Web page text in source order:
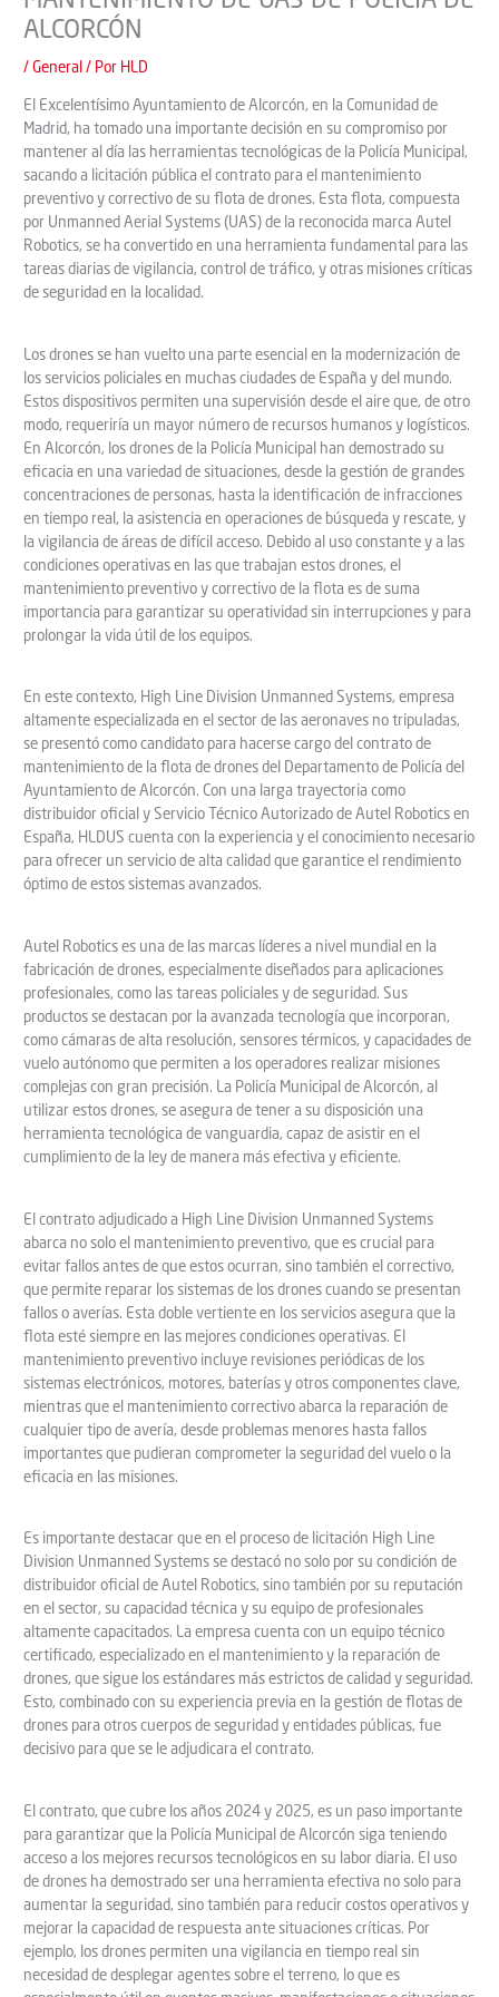
ALCORCÓN
/General / Por HLD
El Excelentísimo Ayuntamiento de Alcorcón, en la Comunidad de
Madrid, ha tomado una importante decisión en su compromiso por
mantener al día las herramientas tecnológicas de la Policía Municipal,
sacando a licitación pública el contrato para el mantenimiento
preventivo y correctivo de su flota de drones. Esta flota, compuesta
por Unmanned Aerial Systems (UAS) de la reconocida marca Autel
Robotics, se ha convertido en una herramienta fundamental para las
tareas diarias de vigilancia, control de tráfico, y otras misiones críticas
de seguridad en la localidad.
Los drones se han vuelto una parte esencial en la modernización de
los servicios policiales en muchas ciudades de España y del mundo.
Estos dispositivos permiten una supervisión desde el aire que, de otro
modo, requeriría un mayor número de recursos humanos y logísticos.
En Alcorcón, los drones de la Policía Municipal han demostrado su
eficacia en una variedad de situaciones, desde la gestión de grandes
concentraciones de personas, hasta la identificación de infracciones
en tiempo real, la asistencia en operaciones de búsqueda y rescate, y
la vigilancia de áreas de difícil acceso. Debido al uso constante y a las
condiciones operativas en las que trabajan estos drones, el
mantenimiento preventivo y correctivo de la flota es de suma
importancia para garantizar su operatividad sin interrupciones y para
prolongar la vida útil de los equipos.
En este contexto, High Line Division Unmanned Systems, empresa
altamente especializada en el sector de las aeronaves no tripuladas,
se presentó como candidato para hacerse cargo del contrato de
mantenimiento de la flota de drones del Departamento de Policía del
Ayuntamiento de Alcorcón. Con una larga trayectoria como
distribuidor oficial y Servicio Técnico Autorizado de Autel Robotics en
España, HLDUS cuenta con la experiencia y el conocimiento necesario
para ofrecer un servicio de alta calidad que garantice el rendimiento
óptimo de estos sistemas avanzados.
Autel Robotics es una de las marcas líderes a nivel mundial en la
fabricación de drones, especialmente diseñados para aplicaciones
profesionales, como las tareas policiales y de seguridad. Sus
productos se destacan por la avanzada tecnología que incorporan,
como cámaras de alta resolución, sensores térmicos, y capacidades de
vuelo autónomo que permiten a los operadores realizar misiones
complejas con gran precisión. La Policía Municipal de Alcorcón, al
utilizar estos drones, se asegura de tener a su disposición una
herramienta tecnológica de vanguardia, capaz de asistir en el
cumplimiento de la ley de manera más efectiva y eficiente.
El contrato adjudicado a High Line Division Unmanned Systems
abarca no solo el mantenimiento preventivo, que es crucial para
evitar fallos antes de que estos ocurran, sino también el correctivo,
que permite reparar los sistemas de los drones cuando se presentan
fallos o averías. Esta doble vertiente en los servicios asegura que la
flota esté siempre en las mejores condiciones operativas. El
mantenimiento preventivo incluye revisiones periódicas de los
sistemas electrónicos, motores, baterías y otros componentes clave,
mientras que el mantenimiento correctivo abarca la reparación de
cualquier tipo de avería, desde problemas menores hasta fallos
importantes que pudieran comprometer la seguridad del vuelo o la
eficacia en las misiones.
Es importante destacar que en el proceso de licitación High Line
Division Unmanned Systems se destacó no solo por su condición de
distribuidor oficial de Autel Robotics, sino también por su reputación
en el sector, su capacidad técnica y su equipo de profesionales
altamente capacitados. La empresa cuenta con un equipo técnico
certificado, especializado en el mantenimiento y la reparación de
drones, que sigue los estándares más estrictos de calidad y seguridad.
Esto, combinado con su experiencia previa en la gestión de flotas de
drones para otros cuerpos de seguridad y entidades públicas, fue
decisivo para que se le adjudicara el contrato.
El contrato, que cubre los años 2024 y 2025, es un paso importante
para garantizar que la Policía Municipal de Alcorcón siga teniendo
acceso a los mejores recursos tecnológicos en su labor diaria. El uso
de drones ha demostrado ser una herramienta efectiva no solo para
aumentar la seguridad, sino también para reducir costos operativos y
mejorar la capacidad de respuesta ante situaciones críticas. Por
ejemplo, los drones permiten una vigilancia en tiempo real sin
necesidad de desplegar agentes sobre el terreno, lo que es